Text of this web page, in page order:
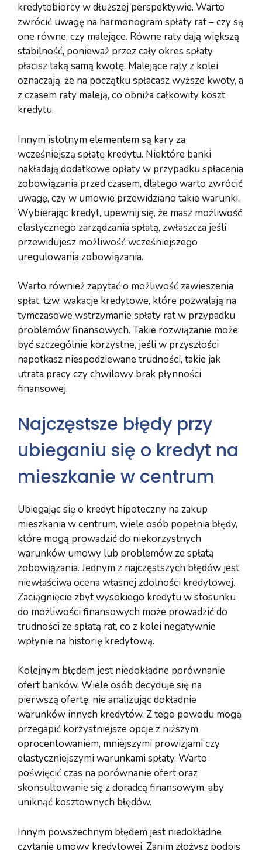
kredytobiorcy w dłuższej perspektywie. Warto
zwrócić uwagę na harmonogram spłaty rat – czy są
one równe, czy malejące. Równe raty dają większą
stabilność, ponieważ przez cały okres spłaty
płacisz taką samą kwotę. Malejące raty z kolei
oznaczają, że na początku spłacasz wyższe kwoty, a
z czasem raty maleją, co obniża całkowity koszt
kredytu.
Innym istotnym elementem są kary za
wcześniejszą spłatę kredytu. Niektóre banki
nakładają dodatkowe opłaty w przypadku spłacenia
zobowiązania przed czasem, dlatego warto zwrócić
uwagę, czy w umowie przewidziano takie warunki.
Wybierając kredyt, upewnij się, że masz możliwość
elastycznego zarządzania spłatą, zwłaszcza jeśli
przewidujesz możliwość wcześniejszego
uregulowania zobowiązania.
Warto również zapytać o możliwość zawieszenia
spłat, tzw. wakacje kredytowe, które pozwalają na
tymczasowe wstrzymanie spłaty rat w przypadku
problemów finansowych. Takie rozwiązanie może
być szczególnie korzystne, jeśli w przyszłości
napotkasz niespodziewane trudności, takie jak
utrata pracy czy chwilowy brak płynności
finansowej.
Najczęstsze błędy przy
ubieganiu się o kredyt na
mieszkanie w centrum
Ubiegając się o kredyt hipoteczny na zakup
mieszkania w centrum, wiele osób popełnia błędy,
które mogą prowadzić do niekorzystnych
warunków umowy lub problemów ze spłatą
zobowiązania. Jednym z najczęstszych błędów jest
niewłaściwa ocena własnej zdolności kredytowej.
Zaciągnięcie zbyt wysokiego kredytu w stosunku
do możliwości finansowych może prowadzić do
trudności ze spłatą rat, co z kolei negatywnie
wpłynie na historię kredytową.
Kolejnym błędem jest niedokładne porównanie
ofert banków. Wiele osób decyduje się na
pierwszą ofertę, nie analizując dokładnie
warunków innych kredytów. Z tego powodu mogą
przegapić korzystniejsze opcje z niższym
oprocentowaniem, mniejszymi prowizjami czy
elastyczniejszymi warunkami spłaty. Warto
poświęcić czas na porównanie ofert oraz
skonsultowanie się z doradcą finansowym, aby
uniknąć kosztownych błędów.
Innym powszechnym błędem jest niedokładne
czytanie umowy kredytowej. Zanim złożysz podpis